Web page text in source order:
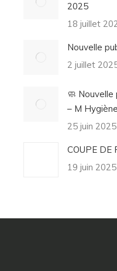
2025
18 juillet
Nouvelle
2 juillet
🧼 Nouvelle
– M
25 juin 2025
COUPE DE
19 juin 2025